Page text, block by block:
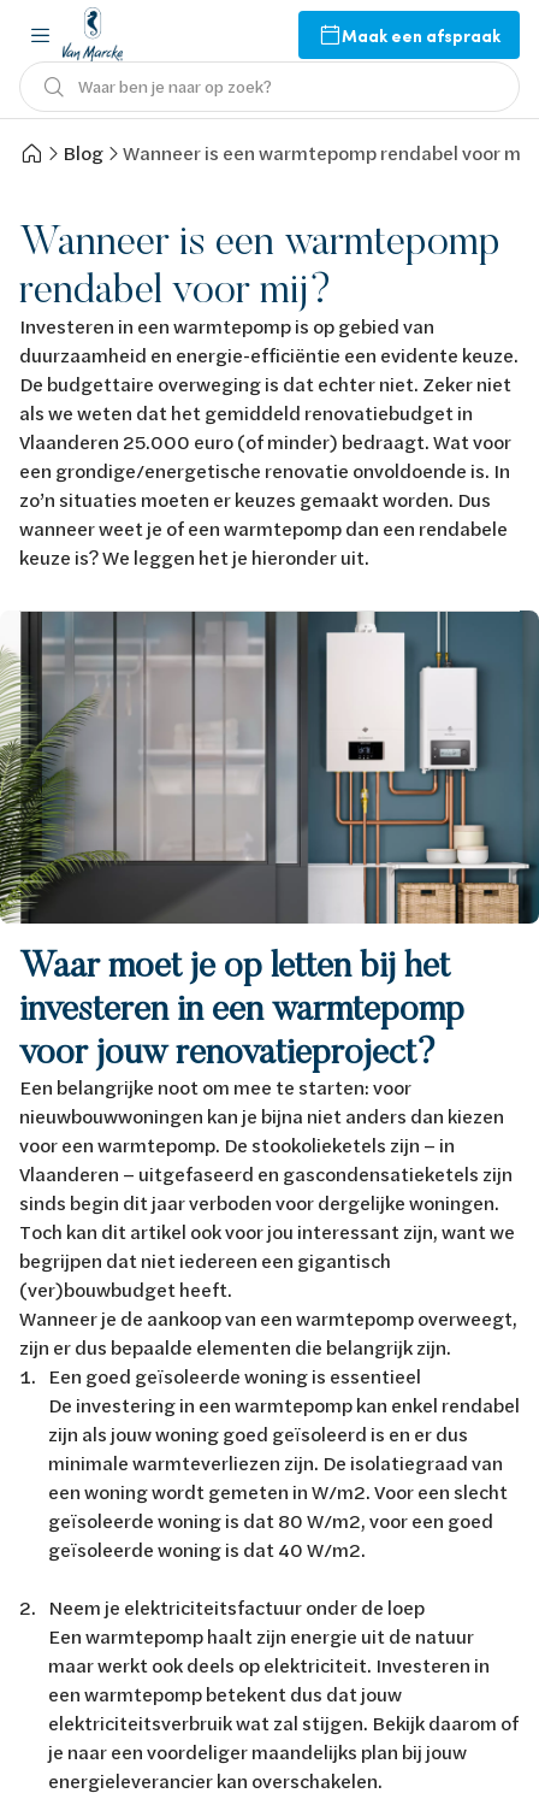
Maak een afspraak
Waar ben je naar op zoek?
Blog Wanneer is een warmtepomp rendabel voor mij?
Wanneer is een warmtepomp
rendabel voor mij?
Investeren in een warmtepomp is op gebied van
duurzaamheid en energie-efficiëntie een evidente keuze.
De budgettaire overweging is dat echter niet. Zeker niet
als we weten dat het gemiddeld renovatiebudget in
Vlaanderen 25.000 euro (of minder) bedraagt. Wat voor
een grondige/energetische renovatie onvoldoende is. In
zo’n situaties moeten er keuzes gemaakt worden. Dus
wanneer weet je of een warmtepomp dan een rendabele
keuze is? We leggen het je hieronder uit.
Afbeelding
Waar moet je op letten bij het
investeren in een warmtepomp
voor jouw renovatieproject?
Een belangrijke noot om mee te starten: voor
nieuwbouwwoningen kan je bijna niet anders dan kiezen
voor een warmtepomp. De stookolieketels zijn – in
Vlaanderen – uitgefaseerd en gascondensatieketels zijn
sinds begin dit jaar verboden voor dergelijke woningen.
Toch kan dit artikel ook voor jou interessant zijn, want we
begrijpen dat niet iedereen een gigantisch
(ver)bouwbudget heeft.
Wanneer je de aankoop van een warmtepomp overweegt,
zijn er dus bepaalde elementen die belangrijk zijn.
Een goed geïsoleerde woning is essentieel
De investering in een warmtepomp kan enkel rendabel
zijn als jouw woning goed geïsoleerd is en er dus
minimale warmteverliezen zijn. De isolatiegraad van
een woning wordt gemeten in W/m2. Voor een slecht
geïsoleerde woning is dat 80 W/m2, voor een goed
geïsoleerde woning is dat 40 W/m2.
Neem je elektriciteitsfactuur onder de loep
Een warmtepomp haalt zijn energie uit de natuur
maar werkt ook deels op elektriciteit. Investeren in
een warmtepomp betekent dus dat jouw
elektriciteitsverbruik wat zal stijgen. Bekijk daarom of
je naar een voordeliger maandelijks plan bij jouw
energieleverancier kan overschakelen.